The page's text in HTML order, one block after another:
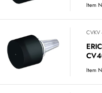
Item
CVKV
Item